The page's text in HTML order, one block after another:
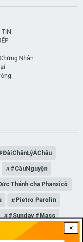
×
TIN
Nhân
#CầuNguyện
Thánh cha Phanxicô
Pietro Parolin
#Sunday #Mass